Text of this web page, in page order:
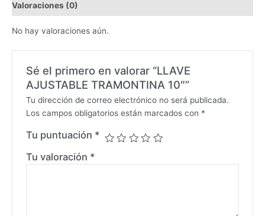
Valoraciones (0)
No hay valoraciones aún.
Sé el primero en valorar “LLAVE
AJUSTABLE TRAMONTINA 10″”
Tu dirección de correo electrónico no será publicada.
Los campos obligatorios están marcados con *
Tu puntuación *
Tu valoración *